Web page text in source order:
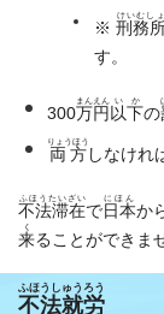
※ 刑務
けいむしょ
す。
300万円
まんえん
以下
いか
の
両方
りょうほう
しなけれ
不法滞在
ふほうたいざい
で 日本
にほん
か
来
く
ることができま
不法就労
ふほうしゅうろう